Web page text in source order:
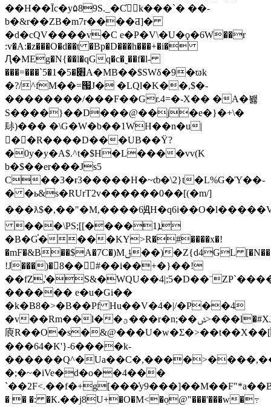
��H��Īc�y۵89S._�C҅k���`� ��-
b�&r��ZB�m7r����Ƌ]�
�d�cQV����v�C e�P�V\�U�ϙ�6W��r
:v�A:�z���O�d��t �Bp�D���h���+�i�
Ԯ�MEg�N{��l�qGq�c�˷��f�l-
���=���`5�׋�5�1A�MB��$SWδ�9�ϖk
�?/^fM��=՗J� �LQl�K��,$�-
��������/���F��Gr.4=�-X�� �A�봻
S����}��D���@��j�e�}�+\�
䦊)��� �\G�W�b��1WH��n�u|
�َ�R����D���UB��Ϋ?
�0y�y�A$.^t�$H�L����vv(K
b�$��er���Js5
C��3�ɍ3�����H�~ȸ�\2}t�L%G�Ύ��-
� �ь&s�RUrT2v������0��[(�m/]
���ƛ$�,��"�M,����6ԬH�q6
���\PS;[[����1ܐ
�B�G֗����KY>R�#����x�!
�mF�&B��$A�7C�)Mݪ��)�Z{d4GL [�N���7���ɭ�
!J���)�8��#��i��+�}��!
������ e�u�Gi��
�k�B8�>�B��Pf Hu��V�4�|/�P��4
�v��Rm��l��ؿ���r�n;��ݜ>���l�#XJ|@�g�o�
㢃
���64�K'}-6����k-
�;�~�iVe�d�o��4���
� � �: �К.��j8U+�O�M<�ܴo@"���'���w�߹